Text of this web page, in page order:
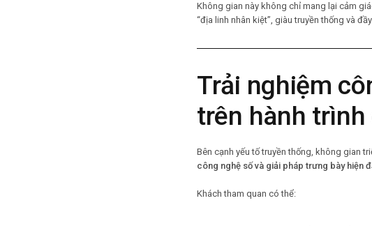
Không gian này không chỉ mang lại cảm
“địa linh nhân kiệt”, giàu truyền thống và
Trải nghiệm
trên hành
Bên cạnh yếu tố truyền thống, không gian
công nghệ số và giải pháp trưng bày hiện
Khách tham quan có thể: